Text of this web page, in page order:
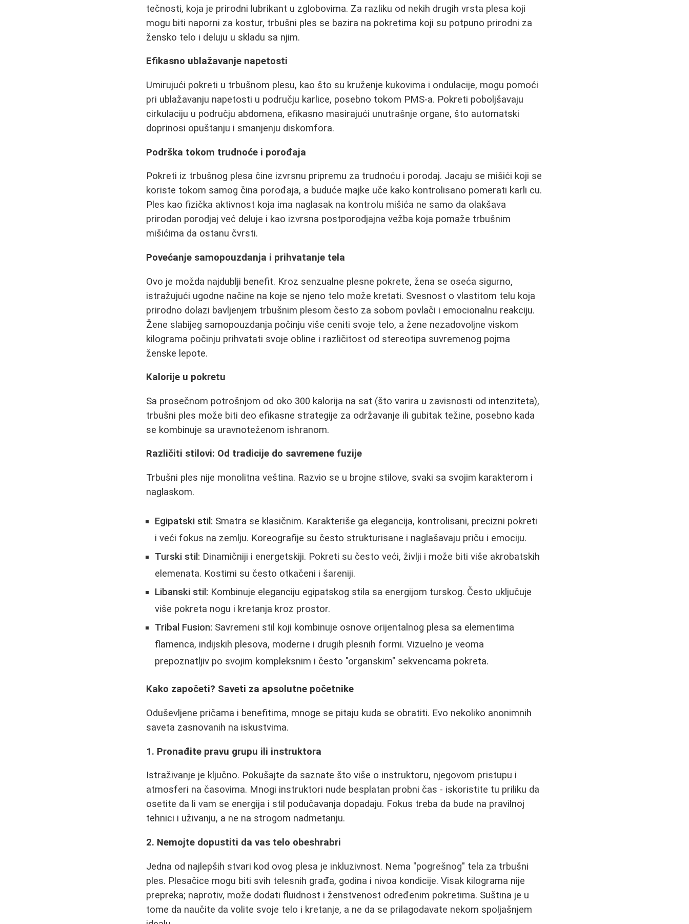
tečnosti, koja je prirodni lubrikant u zglobovima. Za razliku od nekih drugih vrsta plesa koji
mogu biti naporni za kostur, trbušni ples se bazira na pokretima koji su potpuno prirodni za
žensko telo i deluju u skladu sa njim.
Efikasno ublažavanje napetosti
Umirujući pokreti u trbušnom plesu, kao što su kruženje kukovima i ondulacije, mogu pomoći
pri ublažavanju napetosti u području karlice, posebno tokom PMS-a. Pokreti poboljšavaju
cirkulaciju u području abdomena, efikasno masirajući unutrašnje organe, što automatski
doprinosi opuštanju i smanjenju diskomfora.
Podrška tokom trudnoće i porođaja
Pokreti iz trbušnog plesa čine izvrsnu pripremu za trudnoću i porodaj. Jacaju se mišići koji se
koriste tokom samog čina porođaja, a buduće majke uče kako kontrolisano pomerati karli cu.
Ples kao fizička aktivnost koja ima naglasak na kontrolu mišića ne samo da olakšava
prirodan porodjaj već deluje i kao izvrsna postporodjajna vežba koja pomaže trbušnim
mišićima da ostanu čvrsti.
Povećanje samopouzdanja i prihvatanje tela
Ovo je možda najdublji benefit. Kroz senzualne plesne pokrete, žena se oseća sigurno,
istražujući ugodne načine na koje se njeno telo može kretati. Svesnost o vlastitom telu koja
prirodno dolazi bavljenjem trbušnim plesom često za sobom povlači i emocionalnu reakciju.
Žene slabijeg samopouzdanja počinju više ceniti svoje telo, a žene nezadovoljne viskom
kilograma počinju prihvatati svoje obline i različitost od stereotipa suvremenog pojma
ženske lepote.
Kalorije u pokretu
Sa prosečnom potrošnjom od oko 300 kalorija na sat (što varira u zavisnosti od intenziteta),
trbušni ples može biti deo efikasne strategije za održavanje ili gubitak težine, posebno kada
se kombinuje sa uravnoteženom ishranom.
Različiti stilovi: Od tradicije do savremene fuzije
Trbušni ples nije monolitna veština. Razvio se u brojne stilove, svaki sa svojim karakterom i
naglaskom.
Egipatski stil: Smatra se klasičnim. Karakteriše ga elegancija, kontrolisani, precizni pokreti
i veći fokus na zemlju. Koreografije su često strukturisane i naglašavaju priču i emociju.
Turski stil: Dinamičniji i energetskiji. Pokreti su često veći, življi i može biti više akrobatskih
elemenata. Kostimi su često otkačeni i šareniji.
Libanski stil: Kombinuje eleganciju egipatskog stila sa energijom turskog. Često uključuje
više pokreta nogu i kretanja kroz prostor.
Tribal Fusion: Savremeni stil koji kombinuje osnove orijentalnog plesa sa elementima
flamenca, indijskih plesova, moderne i drugih plesnih formi. Vizuelno je veoma
prepoznatljiv po svojim kompleksnim i često "organskim" sekvencama pokreta.
Kako započeti? Saveti za apsolutne početnike
Oduševljene pričama i benefitima, mnoge se pitaju kuda se obratiti. Evo nekoliko anonimnih
saveta zasnovanih na iskustvima.
1. Pronađite pravu grupu ili instruktora
Istraživanje je ključno. Pokušajte da saznate što više o instruktoru, njegovom pristupu i
atmosferi na časovima. Mnogi instruktori nude besplatan probni čas - iskoristite tu priliku da
osetite da li vam se energija i stil podučavanja dopadaju. Fokus treba da bude na pravilnoj
tehnici i uživanju, a ne na strogom nadmetanju.
2. Nemojte dopustiti da vas telo obeshrabri
Jedna od najlepših stvari kod ovog plesa je inkluzivnost. Nema "pogrešnog" tela za trbušni
ples. Plesačice mogu biti svih telesnih građa, godina i nivoa kondicije. Visak kilograma nije
prepreka; naprotiv, može dodati fluidnost i ženstvenost određenim pokretima. Suština je u
tome da naučite da volite svoje telo i kretanje, a ne da se prilagodavate nekom spoljašnjem